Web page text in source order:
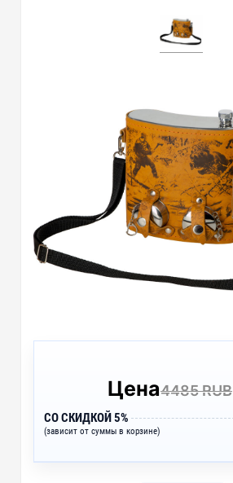
Цена4485 RUB
СО СКИДКОЙ 5%
(зависит от суммы в корзине)